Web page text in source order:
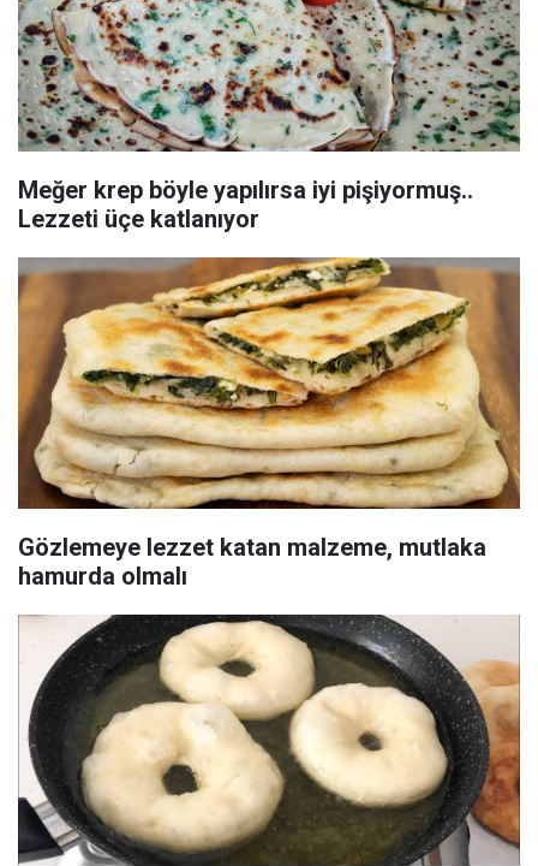
Meğer krep böyle yapılırsa iyi pişiyormuş..
Lezzeti üçe katlanıyor
Gözlemeye lezzet katan malzeme, mutlaka
hamurda olmalı